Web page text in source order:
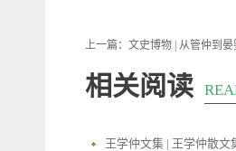
上一篇： 文史博物 | 从管仲到
相关阅读
王学仲文集 | 王学仲散文